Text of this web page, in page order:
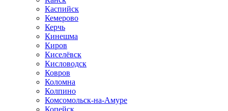
Каспийск
Кемерово
Керчь
Кинешма
Киров
Киселёвск
Кисловодск
Ковров
Коломна
Колпино
Комсомольск-на-Амуре
Копейск